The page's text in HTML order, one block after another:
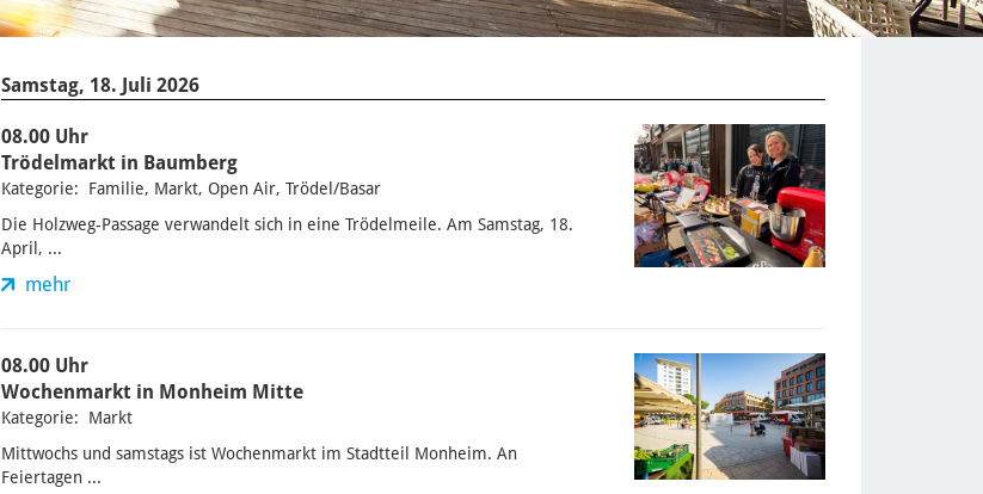
Samstag, 18. Juli 2026
08.00 Uhr
Trödelmarkt in Baumberg
Kategorie: Familie, Markt, Open Air, Trödel/Basar
Die Holzweg-Passage verwandelt sich in eine Trödelmeile. Am Samstag, 18.
April, ...
mehr
08.00 Uhr
Wochenmarkt in Monheim Mitte
Kategorie: Markt
Mittwochs und samstags ist Wochenmarkt im Stadtteil Monheim. An
Feiertagen ...